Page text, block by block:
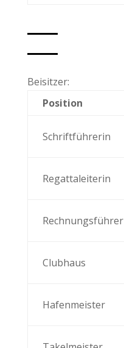
Beisitzer:
Position
Schriftführerin
Regattaleiterin
Rechnungsführer
Clubhaus
Hafenmeister